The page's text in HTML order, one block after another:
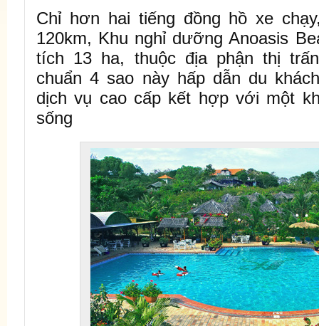
Chỉ hơn hai tiếng đồng hồ xe
120km, Khu nghỉ dưỡng Anoasis
tích 13 ha, thuộc địa phận thị
chuẩn 4 sao này hấp dẫn du
dịch vụ cao cấp kết hợp với một
sống